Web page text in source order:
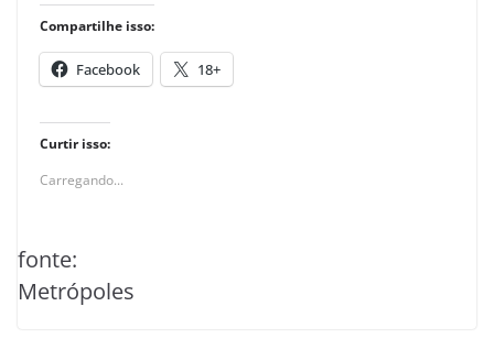
Compartilhe isso:
Facebook 18+
Curtir isso:
Carregando...
fonte:
Metrópoles